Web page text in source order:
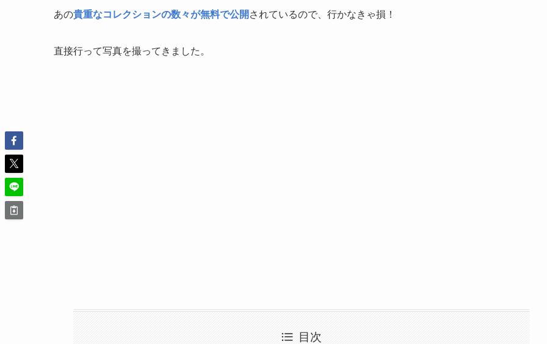
あの貴重なコレクションの数々が無料で公開 されているので、行かなきゃ損！
直接行って写真を撮ってきました。
目次